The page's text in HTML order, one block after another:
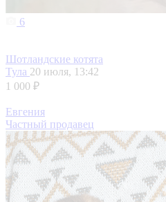
6
Шотландские котята
Тула 20 июля, 13:42
1 000 ₽
Евгения
Частный продавец